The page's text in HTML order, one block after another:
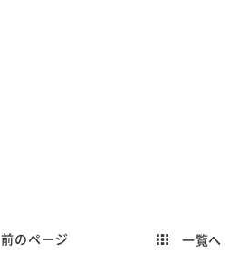
前のページ 一覧へ